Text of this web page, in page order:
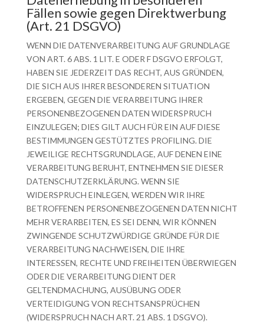
Fällen sowie gegen Direktwerbung
(Art. 21 DSGVO)
WENN DIE DATENVERARBEITUNG AUF GRUNDLAGE
VON ART. 6 ABS. 1 LIT. E ODER F DSGVO ERFOLGT,
HABEN SIE JEDERZEIT DAS RECHT, AUS GRÜNDEN,
DIE SICH AUS IHRER BESONDEREN SITUATION
ERGEBEN, GEGEN DIE VERARBEITUNG IHRER
PERSONENBEZOGENEN DATEN WIDERSPRUCH
EINZULEGEN; DIES GILT AUCH FÜR EIN AUF DIESE
BESTIMMUNGEN GESTÜTZTES PROFILING. DIE
JEWEILIGE RECHTSGRUNDLAGE, AUF DENEN EINE
VERARBEITUNG BERUHT, ENTNEHMEN SIE DIESER
DATENSCHUTZERKLÄRUNG. WENN SIE
WIDERSPRUCH EINLEGEN, WERDEN WIR IHRE
BETROFFENEN PERSONENBEZOGENEN DATEN NICHT
MEHR VERARBEITEN, ES SEI DENN, WIR KÖNNEN
ZWINGENDE SCHUTZWÜRDIGE GRÜNDE FÜR DIE
VERARBEITUNG NACHWEISEN, DIE IHRE
INTERESSEN, RECHTE UND FREIHEITEN ÜBERWIEGEN
ODER DIE VERARBEITUNG DIENT DER
GELTENDMACHUNG, AUSÜBUNG ODER
VERTEIDIGUNG VON RECHTSANSPRÜCHEN
(WIDERSPRUCH NACH ART. 21 ABS. 1 DSGVO).